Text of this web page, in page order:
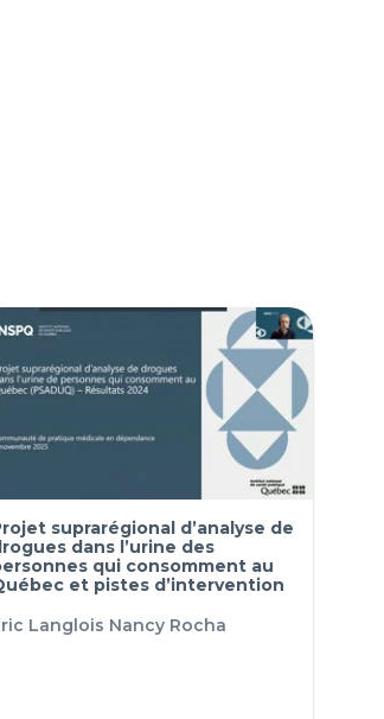
suprarégional d’analyse de
dans l’urine des
qui consomment au
et pistes d’intervention
Langlois Nancy Rocha